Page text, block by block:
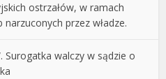
ostrzałów, w ramach
przez władze.
Surogatka walczy w sądzie o